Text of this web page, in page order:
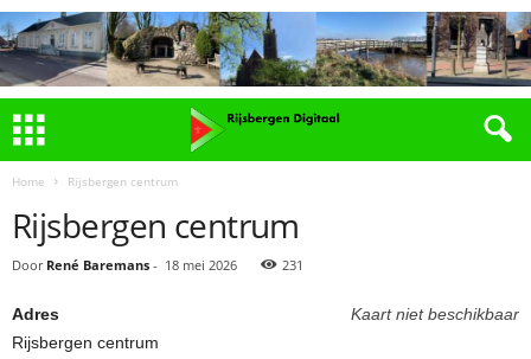
Home Rijsbergen centrum
Rijsbergen centrum
Door René Baremans - 18 mei 2026 231
Kaart niet beschikbaar
Adres
Rijsbergen centrum